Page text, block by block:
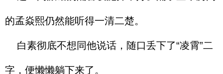
的孟焱熙仍然能听得一清二楚。
白素彻底不想同他说话，随口丢下了“凌霄”二
字，便懒懒躺下来了。